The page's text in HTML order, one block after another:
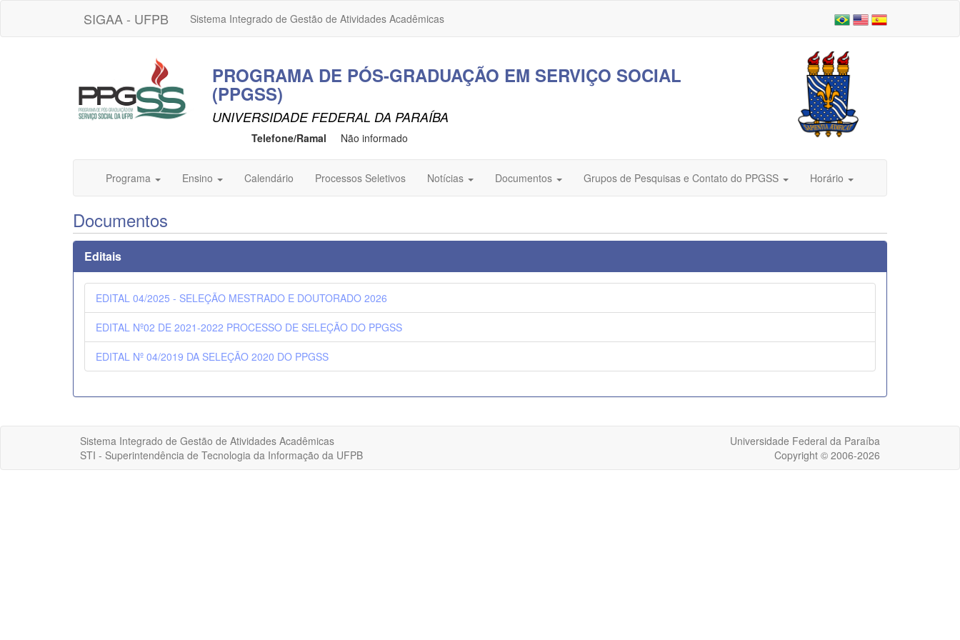
SIGAA - UFPB Sistema Integrado de Gestão de Atividades Acadêmicas
PROGRAMA DE PÓS-GRADUAÇÃO EM SERVIÇO SOCIAL
(PPGSS)
UNIVERSIDADE FEDERAL DA PARAÍBA
Telefone/Ramal Não informado
Programa Ensino Calendário Processos Seletivos Notícias Documentos Grupos de Pesquisas e Contato do PPGSS Horário
Documentos
Editais
EDITAL 04/2025 - SELEÇÃO MESTRADO E DOUTORADO 2026
EDITAL Nº02 DE 2021-2022 PROCESSO DE SELEÇÃO DO PPGSS
EDITAL Nº 04/2019 DA SELEÇÃO 2020 DO PPGSS
Sistema Integrado de Gestão de Atividades Acadêmicas
STI - Superintendência de Tecnologia da Informação da UFPB
Universidade Federal da Paraíba
Copyright © 2006-2026